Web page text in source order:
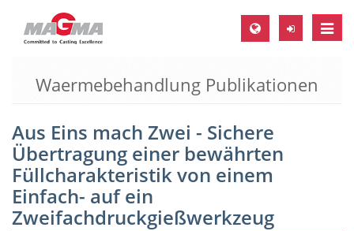
Toggle
MAGMA Europa, Deutschland
EN
CS
MAGMA Nordamerika, USA
EN
Waermebehandlung Publikationen
Aus Eins mach Zwei - Sichere
Übertragung einer bewährten
Füllcharakteristik von einem
Einfach- auf ein
Zweifachdruckgießwerkzeug